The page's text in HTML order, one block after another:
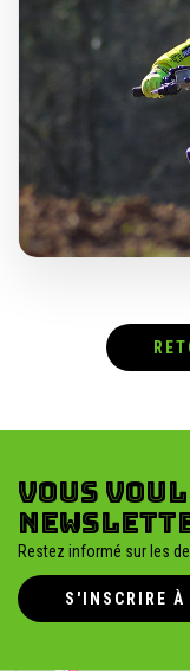
Vous
Restez informé sur les
S'INSCRIRE À